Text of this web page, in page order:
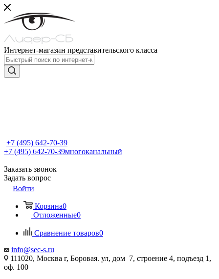
Интернет-магазин представительского класса
+7 (495) 642-70-39
+7 (495) 642-70-39многоканальный
Заказать звонок
Задать вопрос
Войти
Корзина0
Отложенные0
Сравнение товаров0
info@sec-s.ru
111020, Москва г, Боровая. ул, дом 7, строение 4, подъезд 1,
оф. 100